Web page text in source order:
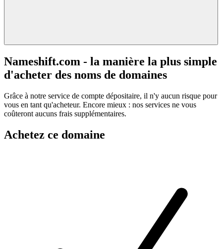
Nameshift.com - la manière la plus simple
d'acheter des noms de domaines
Grâce à notre service de compte dépositaire, il n'y aucun risque pour
vous en tant qu'acheteur. Encore mieux : nos services ne vous
coûteront aucuns frais supplémentaires.
Achetez ce domaine